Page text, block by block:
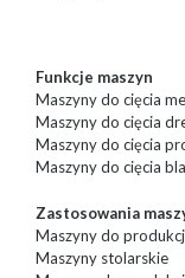
Funkcje maszyn
Maszyny do cięcia
Maszyny do cięcia
Maszyny do cięcia
Maszyny do cięcia
Zastosowania
Maszyny do
Maszyny stolarskie